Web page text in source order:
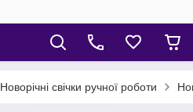
Новорічні свічки ручної роботи